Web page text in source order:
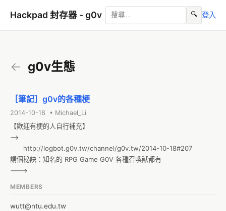
Hackpad 封存器 - g0v 🔍 登入
← g0v生態
［筆記］g0v的各種梗
2014-10-18 • Michael_Li
【歡迎有梗的人自行補充】
-->
http://logbot.g0v.tw/channel/g0v.tw/2014-10-18#207
講個秘訣：知名的 RPG Game G0V 各種召喚獸都有
--->
MEMBERS
wutt@ntu.edu.tw